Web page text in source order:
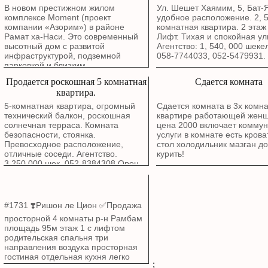
В новом престижном жилом
комплексе Moment (проект
компании «Азорим») в районе
Рамат ха-Наси. Это современный
высотный дом с развитой
инфраструктурой, подземной
парковкой и близким
легкорельсового транспорта
(трамвая). На улице Хашватим, в
районе Рамат Ханаси, Бат - Ям. 4-
комнатная квартира на 12 этаже.
Прекрасное расположение с видом
на море, открытый вид.
Родительская спальня, ванная
комната, кладовая и парковка
рядом с лифтом. Солнечная
юг. Из гостиной и комнат
открывается вид на море. Аллея
магазинов и кафе, недалеко от
моря, и что не менее важно, в
квартире никто не жил!!
Возможность немедленного въезда,
Ул. Шешет Хаямим, 5,
удобное расположение. 2, 5
комнатная квартира. 2 этаж
Лифт. Тихая и спокойная
Агентство: 1, 540, 000
058-7744033, 052-5479931.
Продается роскошная 5 комнатная
квартира.
5-комнатная квартира, огромный
технический балкон, роскошная
солнечная терраса. Комната
безопасности, стоянка.
Превосходное расположение,
отличные соседи. Агентство.
3,250,000 шек. 052-8384308 Орен.
Сдается комната
Сдается комната в 3х
квартире работающей
цена 2000 включает
услуги в комнате есть
стол холодильник мазган
курить!
#1731 ❣️Ришон ле Цион ✅Продажа
просторной 4 комнаты р-н Рамбам
площадь 95м этаж 1 с лифтом
родительская спальня три
направления воздуха просторная
гостиная отдельная кухня легко
;